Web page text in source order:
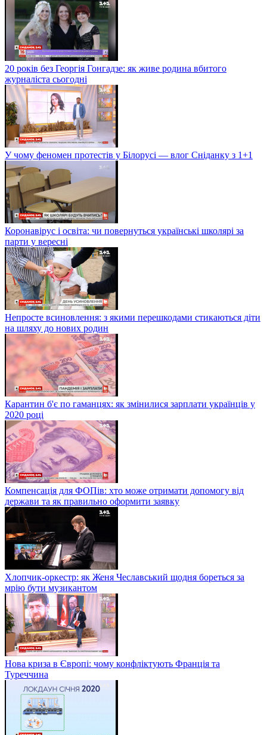
20 років без Георгія Гонгадзе: як живе родина вбитого
журналіста сьогодні
У чому феномен протестів у Білорусі — влог Сніданку з 1+1
Коронавірус і освіта: чи повернуться українські школярі за
парти у вересні
Непросте всиновлення: з якими перешкодами стикаються діти
на шляху до нових родин
Карантин б'є по гаманцях: як змінилися зарплати українців у
2020 році
Компенсація для ФОПів: хто може отримати допомогу від
держави та як правильно оформити заявку
Хлопчик-оркестр: як Женя Чеславський щодня бореться за
мрію бути музикантом
Нова криза в Європі: чому конфліктують Франція та
Туреччина